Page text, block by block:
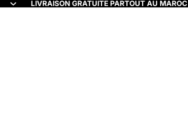
LIVRAISON GRATUITE PARTOUT AU MAROC